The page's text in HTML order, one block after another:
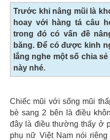
Trước khi nâng mũi là
hoay với hàng tá câu
trong đó có vấn đề
băng. Để có được kinh
lắng nghe một số chia
này nhé.
Chiếc mũi với sống mũi
bè sang 2 bên là điều
đây là điều thường thấy ở
phụ nữ Việt Nam nói